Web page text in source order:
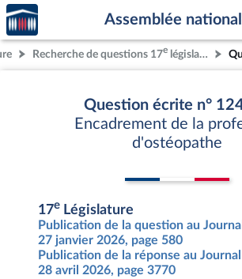
Aller au contenu
Aller en bas de la page
Accèder
à la
page
d'accueil
Assemblée
Recherche de questions 17e législature
Question écrite n°
Encadrement de la
d'ostéopathe
17e Législature
Publication de la question au
27 janvier 2026, page 580
Publication de la réponse au
28 avril 2026, page 3770